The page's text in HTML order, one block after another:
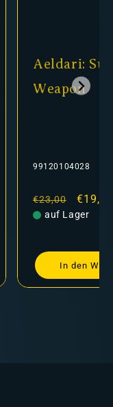
Aeldari:
99120111006
Normaler
Preis
€37,00
auf Lager
In den